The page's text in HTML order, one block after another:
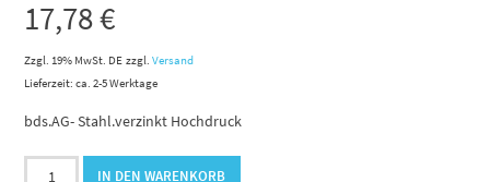
17,78€
Zzgl. 19% MwSt. DE zzgl.Versand
Lieferzeit: ca. 2-5 Werktage
bds.AG- Stahl.verzinkt Hochdruck
Einschraubadapter
IN DEN WARENKORB